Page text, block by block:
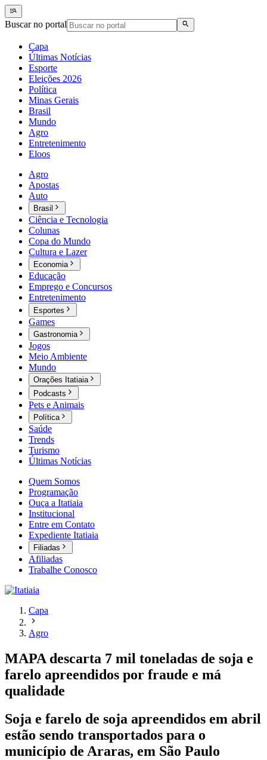
Buscar no portal
Capa
Últimas Notícias
Esporte
Eleições 2026
Política
Minas Gerais
Brasil
Mundo
Agro
Entretenimento
Eloos
Agro
Apostas
Auto
Brasil
Ciência e Tecnologia
Colunas
Copa do Mundo
Cultura e Lazer
Economia
Educação
Emprego e Concursos
Entretenimento
Esportes
Games
Gastronomia
Jogos
Meio Ambiente
Mundo
Orações Itatiaia
Podcasts
Pets e Animais
Política
Saúde
Trends
Turismo
Últimas Notícias
Quem Somos
Programação
Ouça a Itatiaia
Institucional
Entre em Contato
Expediente Itatiaia
Filiadas
Afiliadas
Trabalhe Conosco
Capa
Agro
MAPA descarta 7 mil toneladas de soja e
farelo apreendidos por fraude e má
qualidade
Soja e farelo de soja apreendidos em abril
estão sendo transportados para o
município de Araras, em São Paulo